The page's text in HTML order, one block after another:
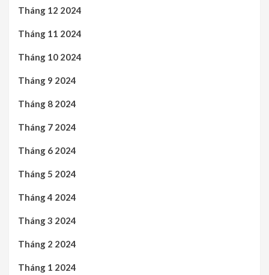
Tháng 12 2024
Tháng 11 2024
Tháng 10 2024
Tháng 9 2024
Tháng 8 2024
Tháng 7 2024
Tháng 6 2024
Tháng 5 2024
Tháng 4 2024
Tháng 3 2024
Tháng 2 2024
Tháng 1 2024